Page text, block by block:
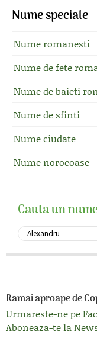
Nume speciale
Nume romanesti
Nume de fete
Nume de baieti
Nume de sfinti
Nume ciudate
Nume norocoase
Cauta un
Ramai aproape de
Urmareste-ne pe
Aboneaza-te la